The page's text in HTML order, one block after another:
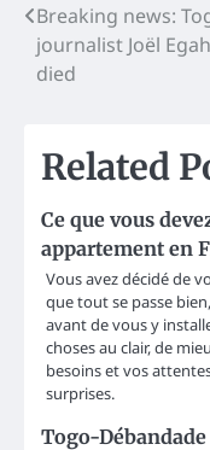
Post
navigation
Breaking news:
journalist Joël
died
Related
Ce que vous
appartement en
Vous avez décidé de
que tout se passe
avant de vous y
choses au clair, de
besoins et vos
surprises.
Togo-